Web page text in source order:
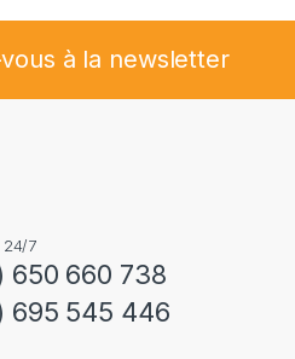
à la newsletter
24/7
650 660 738
695 545 446